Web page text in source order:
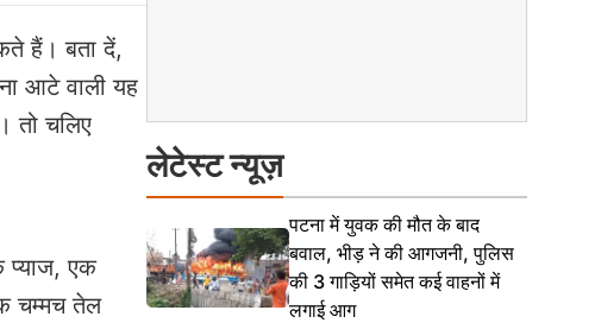
हैं। बता दें,
आटे वाली यह
तो चलिए
प्याज, एक
चम्मच तेल
लेटेस्ट न्यूज़
पटना में युवक की मौत के बाद
बवाल, भीड़ ने की आगजनी, पुलिस
की 3 गाड़ियों समेत कई वाहनों में
लगाई आग